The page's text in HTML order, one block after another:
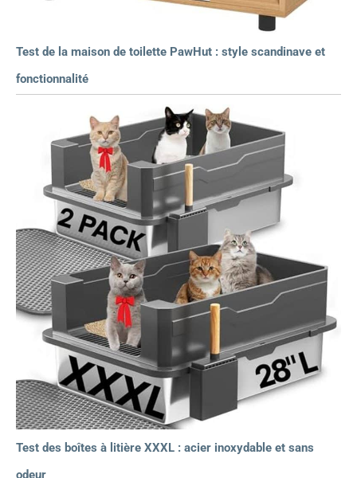
Test de la maison de toilette PawHut : style scandinave et
fonctionnalité
Test des boîtes à litière XXXL : acier inoxydable et sans
odeur